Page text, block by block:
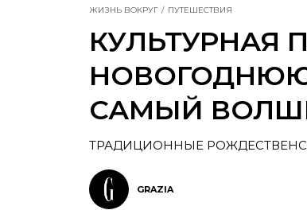
ЖИЗНЬ ВОКРУГ ПУТЕШЕСТВИЯ
КУЛЬТУРНАЯ
НОВОГОДНЮЮ
САМЫЙ
ТРАДИЦИОННЫЕ
GRAZIA